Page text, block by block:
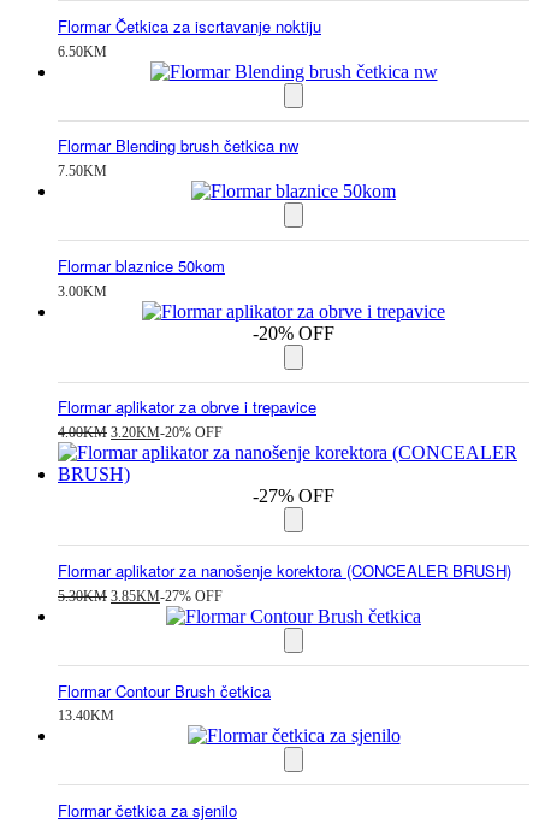
Flormar Četkica za iscrtavanje noktiju
6.50KM
Flormar Blending brush četkica nw
7.50KM
Flormar blaznice 50kom
3.00KM
-20% OFF
Flormar aplikator za obrve i trepavice
4.00KM Izvorna
cijena
bila
je:
3.20KMTrenutna
cijena
je:
-20% OFF
-27% OFF
Flormar aplikator za nanošenje korektora (CONCEALER BRUSH)
5.30KM Izvorna
cijena
5.30KM.
3.85KMTrenutna
cijena
je:
-27% OFF
Flormar Contour Brush četkica
13.40KM
Flormar četkica za sjenilo